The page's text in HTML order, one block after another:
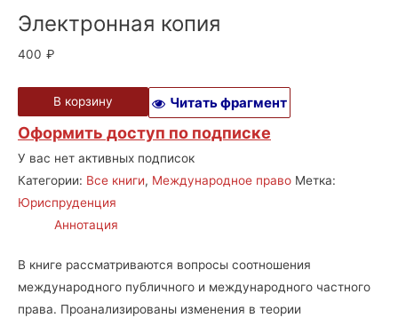
Электронная копия
400 ₽
В корзину Читать фрагмент
Оформить доступ по подписке
У вас нет активных подписок
Категории: Все книги, Международное право Метка:
Юриспруденция
Аннотация
В книге рассматриваются вопросы соотношения
международного публичного и международного частного
права. Проанализированы изменения в теории